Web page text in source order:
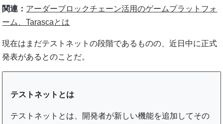
関連： アーダーブロックチェーン活用のゲームプラットフォ
ーム、Tarascaとは
現在はまだテストネットの段階であるものの、近日中に正式
発表があるとのことだ。
テストネットとは
テストネットとは、開発者が新しい機能を追加してその